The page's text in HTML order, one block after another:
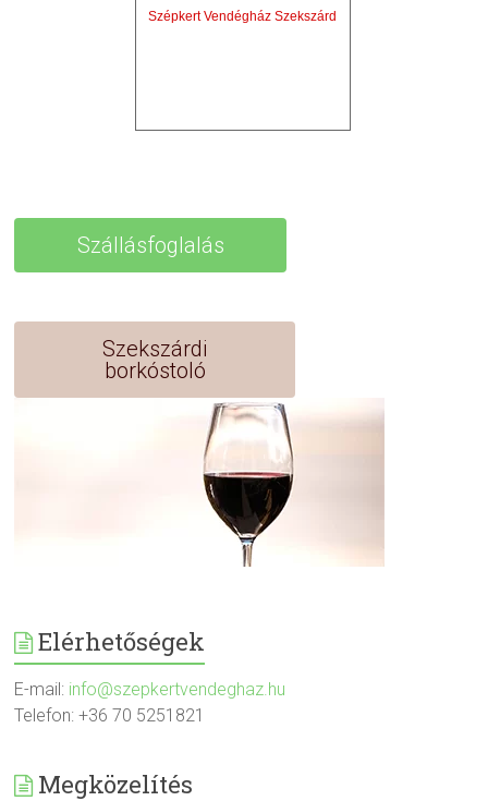
Szépkert Vendégház Szekszárd
Szállásfoglalás
Szekszárdi
borkóstoló
Elérhetőségek
E-mail: info@szepkertvendeghaz.hu
Telefon: +36 70 5251821
Megközelítés